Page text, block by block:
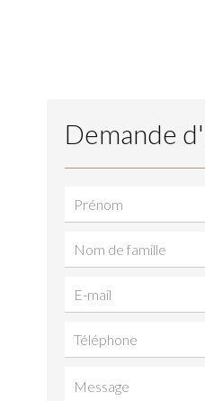
Demande